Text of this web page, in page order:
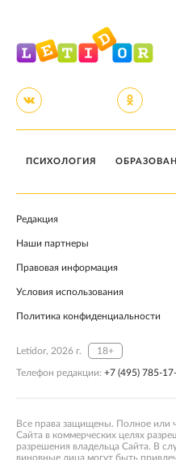
ПСИХОЛОГИЯ
Редакция
Наши партнеры
Правовая информация
Условия использования
Политика конфиденциальности
Letidor, 2026 г. 18+
Телефон редакции: +7 (495) 785-
Все права защищены. Полное или
Сайта в коммерческих целях
разрешения владельца Сайта. В
виновные лица могут быть